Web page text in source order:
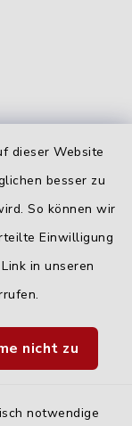
dieser Website
besser zu
So können wir
Einwilligung
in unseren
nicht zu
notwendige